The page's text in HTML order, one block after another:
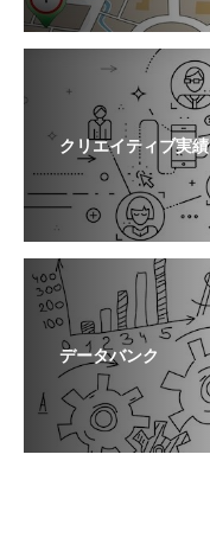
クリエイティブ実績
データバンク